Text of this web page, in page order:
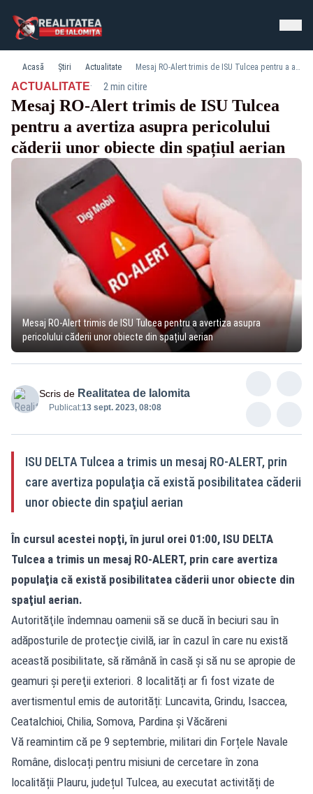
Acasă Știri Actualitate Mesaj RO-Alert trimis de ISU Tulcea pentru a avertiza asupra pericolului căderii unor obiecte din spațiul aerian
ACTUALITATE· 2 min citire
Mesaj RO-Alert trimis de ISU Tulcea
pentru a avertiza asupra pericolului
căderii unor obiecte din spațiul aerian
Mesaj RO-Alert trimis de ISU Tulcea pentru a avertiza asupra
pericolului căderii unor obiecte din spațiul aerian
Scris de Realitatea de Ialomita
Publicat:13 sept. 2023, 08:08
ISU DELTA Tulcea a trimis un mesaj RO-ALERT, prin
care avertiza populaţia că există posibilitatea căderii
unor obiecte din spaţiul aerian
În cursul acestei nopţi, în jurul orei 01:00, ISU DELTA
Tulcea a trimis un mesaj RO-ALERT, prin care avertiza
populaţia că există posibilitatea căderii unor obiecte din
spaţiul aerian.
Autorităţile îndemnau oamenii să se ducă în beciuri sau în
adăposturile de protecţie civilă, iar în cazul în care nu există
această posibilitate, să rămână în casă şi să nu se apropie de
geamuri şi pereţii exteriori. 8 localități ar fi fost vizate de
avertismentul emis de autorități: Luncavita, Grindu, Isaccea,
Ceatalchioi, Chilia, Somova, Pardina și Văcăreni
Vă reamintim că pe 9 septembrie, militari din Forțele Navale
Române, dislocați pentru misiuni de cercetare în zona
localității Plauru, județul Tulcea, au executat activități de